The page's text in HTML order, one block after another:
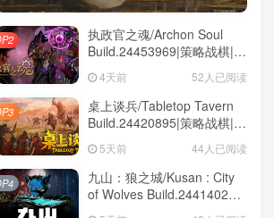
执政官之魂/Archon Soul
Build.24453969|策略战棋|容
4天前 52人已阅读
桌上谈兵/Tabletop Tavern
Build.24420895|策略战棋|容
量5.9GB|免安装绿色中文版
5天前 44人已阅读
九山：狼之城/Kusan : City
of Wolves Build.24414028|
动作冒险|容量1.6GB|免安装